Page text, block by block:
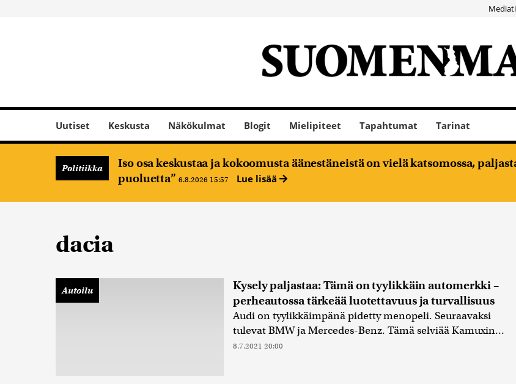
Uutiset Keskusta Näkökulmat Blogit Mielipiteet Tapahtumat Tarinat
Politiikka
Iso osa keskustaa ja kokoomusta äänestäneistä on vielä katsomossa,
puoluetta” 6.8.2026 15:57 Lue lisää
dacia
Autoilu
Kysely paljastaa: Tämä on tyylikkäin automerkki –
perheautossa tärkeää luotettavuus ja turvallisuus
Audi on tyylikkäimpänä pidetty menopeli. Seuraavaksi
tulevat BMW ja Mercedes-Benz. Tämä selviää Kamuxin...
8.7.2021 20:00